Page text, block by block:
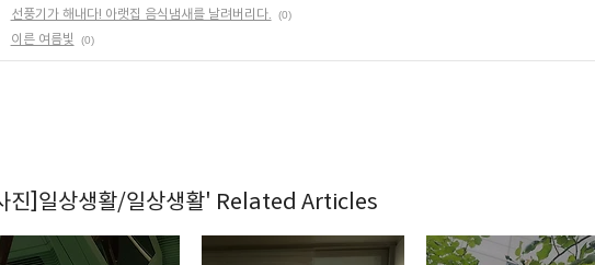
선풍기가 해내다! 아랫집 음식냄새를 날려버리다. (0)
이른 여름빛 (0)
진]일상생활/일상생활' Related Articles